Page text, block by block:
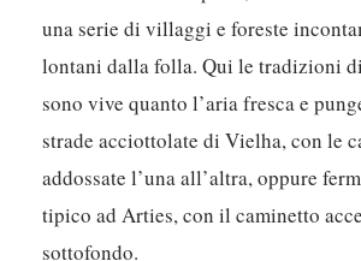
una serie di villaggi e foreste
lontani dalla folla.Qui le tradizioni
sono vive quanto l’aria fresca e
strade acciottolate di Vielha, con le
addossate l’una all’altra, oppure
tipico ad Arties, con il caminetto
sottofondo.